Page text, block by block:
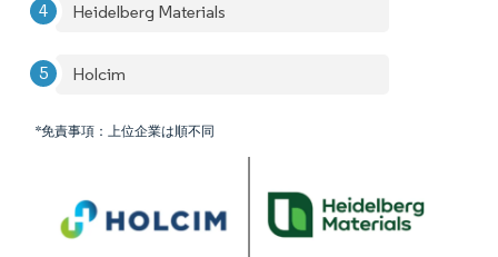
Heidelberg Materials
Holcim
*免責事項：上位企業は順不同